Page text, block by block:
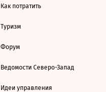
Как потратить
Туризм
Форум
Ведомости Северо-Запад
Идеи управления